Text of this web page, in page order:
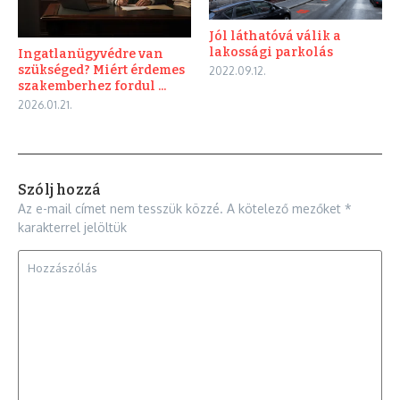
Ingatlanügyvédre van
szükséged? Miért érdemes
szakemberhez fordul ...
2026.01.21.
Jól láthatóvá válik a
lakossági parkolás
2022.09.12.
Szólj hozzá
Az e-mail címet nem tesszük közzé. A kötelező mezőket *
karakterrel jelöltük